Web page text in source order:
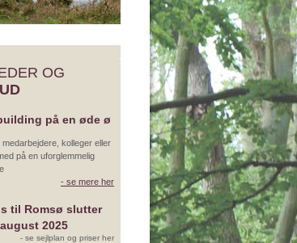
OG
på en øde ø
medarbejdere, kolleger eller
på en uforglemmelig
- se mere her
til Romsø slutter
2025
- se sejlplan og priser her